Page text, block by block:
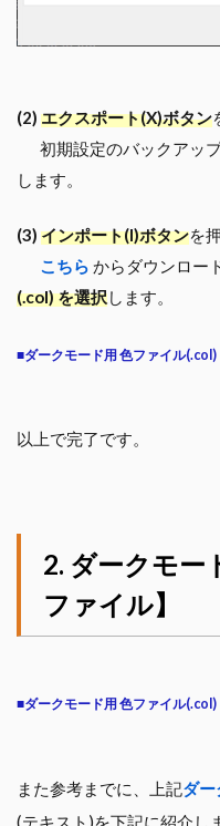
(2) エクスポート(X)ボタン
初期設定のバックアッ
します。
(3) インポート(I)ボタンを
こちら からダウンロー
(.col)を選択します。
■ダークモード用 色ファイル
以上で完了です。
ダークモー
ファイル】
■ダークモード用 色ファイル
また参考までに、上記ダー
(テキスト)を下記に紹介し